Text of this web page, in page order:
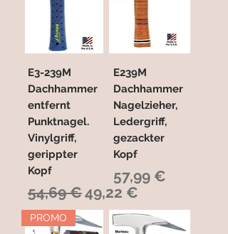
E3-239M
Dachhammer
entfernt
Punktnagel.
Vinylgriff,
gerippter
Kopf
Standardpreis
54,69 €Sale-Preis
49,22 €
E239M
Dachhammer
Nagelzieher,
Ledergriff,
gezackter
Kopf
Preis
57,99 €
PROMO